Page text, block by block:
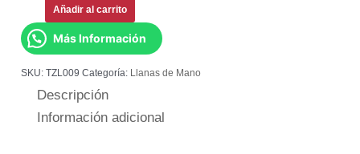
Añadir al carrito
Más Información
SKU:TZL009 Categoría: Llanas de Mano
Descripción
Información adicional